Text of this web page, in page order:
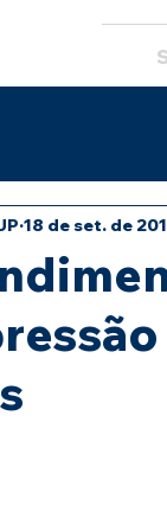
18 de set. de